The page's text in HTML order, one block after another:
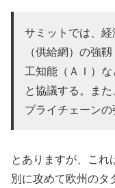
サミットでは、
（供給網）の強
工知能（ＡＩ）
と協議する。ま
プライチェーンの
とありますが、これ
別に攻めて欧州のタ